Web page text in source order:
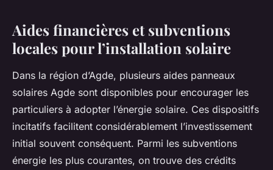
Aides financières et subventions
locales pour l’installation solaire
Dans la région d’Agde, plusieurs aides panneaux
solaires Agde sont disponibles pour encourager les
particuliers à adopter l’énergie solaire. Ces dispositifs
incitatifs facilitent considérablement l’investissement
initial souvent conséquent. Parmi les subventions
énergie les plus courantes, on trouve des crédits